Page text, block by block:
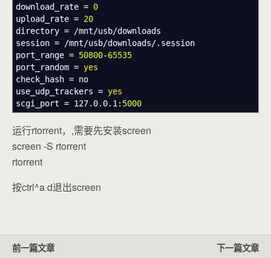
download_rate = 0
upload_rate = 20
directory =
/mnt/usb/downloads
session =
/mnt/usb/downloads/.session
port_range = 50800-65535
port_random = yes
check_hash = no
use_udp_trackers = yes
scgi_port = 127.0.0.1: 5000
运行rtorrent，,需要先安装screen
screen -S rtorrent
rtorrent
按ctrl^a d退出screen
前一篇文章 下一篇文章